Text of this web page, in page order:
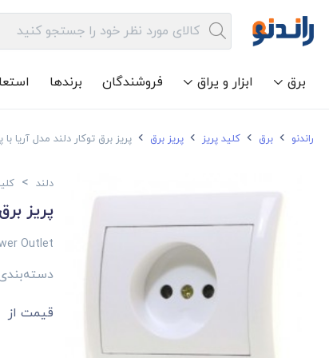
برق ابزار و یراق فروشندگان برندها
راندنو برق کلید پریز پریز برق پریز برق توکار دلند مدل آریا
دلند >
پریز
Outlet
قیمت از